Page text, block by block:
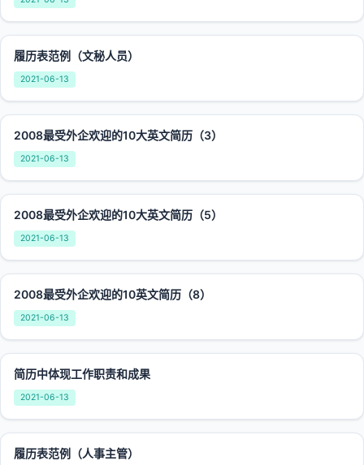
履历表范例（文秘人员）
2021-06-13
2008最受外企欢迎的10大英文简历（3）
2021-06-13
2008最受外企欢迎的10大英文简历（5）
2021-06-13
2008最受外企欢迎的10英文简历（8）
2021-06-13
简历中体现工作职责和成果
2021-06-13
履历表范例（人事主管）